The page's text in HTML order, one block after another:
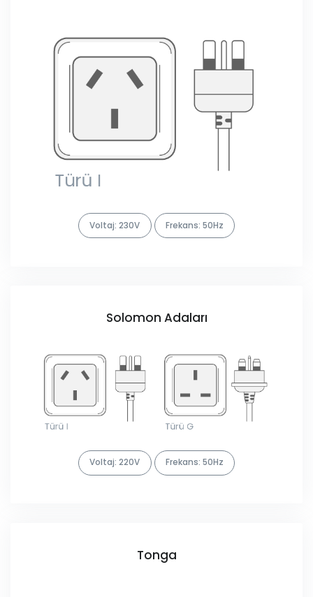
Voltaj: 230V Frekans: 50Hz
Solomon Adaları
Voltaj: 220V Frekans: 50Hz
Tonga